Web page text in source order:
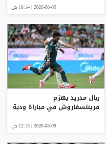
2026-08-09 | 10:14 ص
ريال مدريد يهزم
فرينتسفاروش في مباراة ودية
2026-08-09 | 12:15 ص